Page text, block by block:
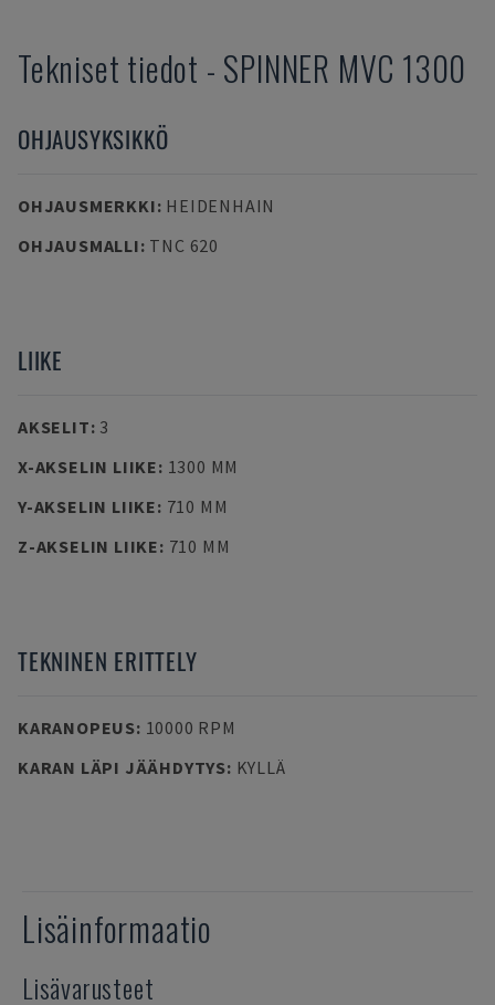
Tekniset tiedot - SPINNER MVC 1300
OHJAUSYKSIKKÖ
OHJAUSMERKKI: HEIDENHAIN
OHJAUSMALLI: TNC 620
LIIKE
AKSELIT: 3
X-AKSELIN LIIKE: 1300 MM
Y-AKSELIN LIIKE: 710 MM
Z-AKSELIN LIIKE: 710 MM
TEKNINEN ERITTELY
KARANOPEUS: 10000 RPM
KARAN LÄPI JÄÄHDYTYS: KYLLÄ
Lisäinformaatio
Lisävarusteet